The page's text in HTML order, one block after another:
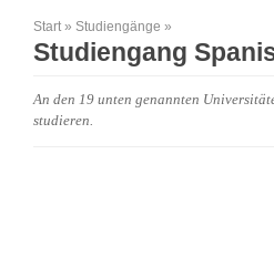
Start » Studiengänge »
Studiengang
An den 19 unten genannten
studieren.